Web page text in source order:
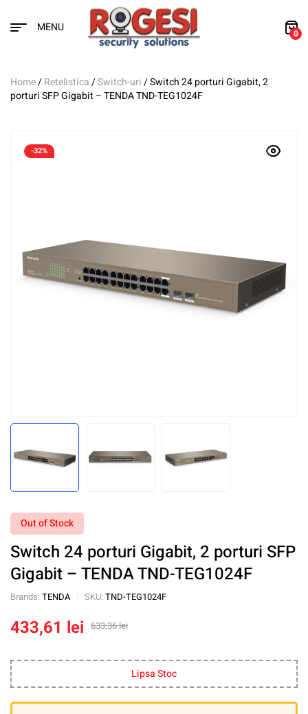
MENU 0
Home/Retelistica/Switch-uri/ Switch 24 porturi Gigabit, 2
porturi SFP Gigabit – TENDA TND-TEG1024F
-32%
Out of Stock
Switch 24 porturi Gigabit, 2 porturi SFP
Gigabit – TENDA TND-TEG1024F
Brands: TENDA SKU: TND-TEG1024F
633,36lei
433,61 lei
Lipsa Stoc